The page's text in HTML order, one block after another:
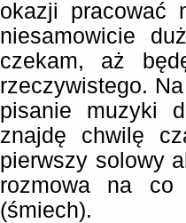
okazji pracować
niesamowicie
czekam, aż
rzeczywistego.
pisanie muzyki
znajdę chwilę
pierwszy solowy
rozmowa na co
(śmiech).